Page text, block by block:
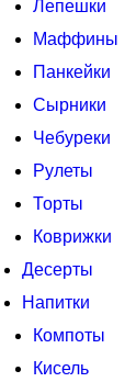
Лепешки
Маффины
Панкейки
Сырники
Чебуреки
Рулеты
Торты
Коврижки
Десерты
Напитки
Компоты
Кисель